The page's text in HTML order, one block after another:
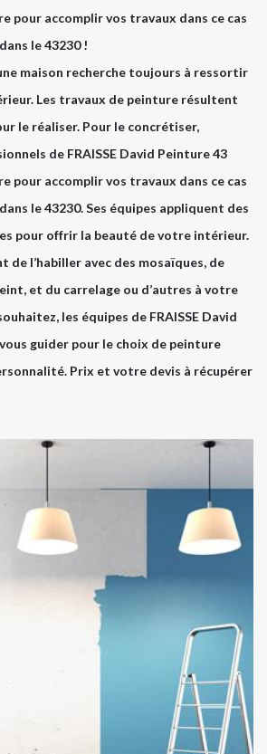
pour accomplir vos travaux dans ce cas
le 43230 !
maison recherche toujours à ressortir
Les travaux de peinture résultent
le réaliser. Pour le concrétiser,
de FRAISSE David Peinture 43
pour accomplir vos travaux dans ce cas
le 43230. Ses équipes appliquent des
pour offrir la beauté de votre intérieur.
de l’habiller avec des mosaïques, de
et du carrelage ou d’autres à votre
les équipes de FRAISSE David
guider pour le choix de peinture
Prix et votre devis à récupérer